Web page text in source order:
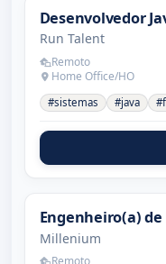
Desenvolvedor
Run Talent
Remoto
Home Office/HO
#sistemas #java
Engenheiro(a) de
Millenium